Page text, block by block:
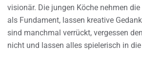
visionär. Die jungen Köche nehmen die
als Fundament, lassen kreative
sind manchmal verrückt, vergessen
nicht und lassen alles spielerisch in